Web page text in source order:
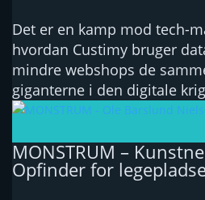
Det er en kamp mod tech-
hvordan Custimy bruger
mindre webshops de
giganterne i den digitale
MONSTRUM –
Opfinder for